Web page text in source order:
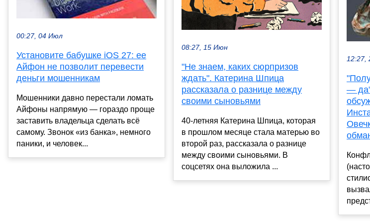
00:27, 04 Июл
Установите бабушке iOS 27: ее
Айфон не позволит перевести
деньги мошенникам
Мошенники давно перестали ломать
Айфоны напрямую — гораздо проще
заставить владельца сделать всё
самому. Звонок «из банка», немного
паники, и человек...
08:27, 15 Июн
"Не знаем, каких сюрпризов
ждать". Катерина Шпица
рассказала о разнице между
своими сыновьями
40-летняя Катерина Шпица, которая
в прошлом месяце стала матерью во
второй раз, рассказала о разнице
между своими сыновьями. В
соцсетях она выложила ...
12:27,
—